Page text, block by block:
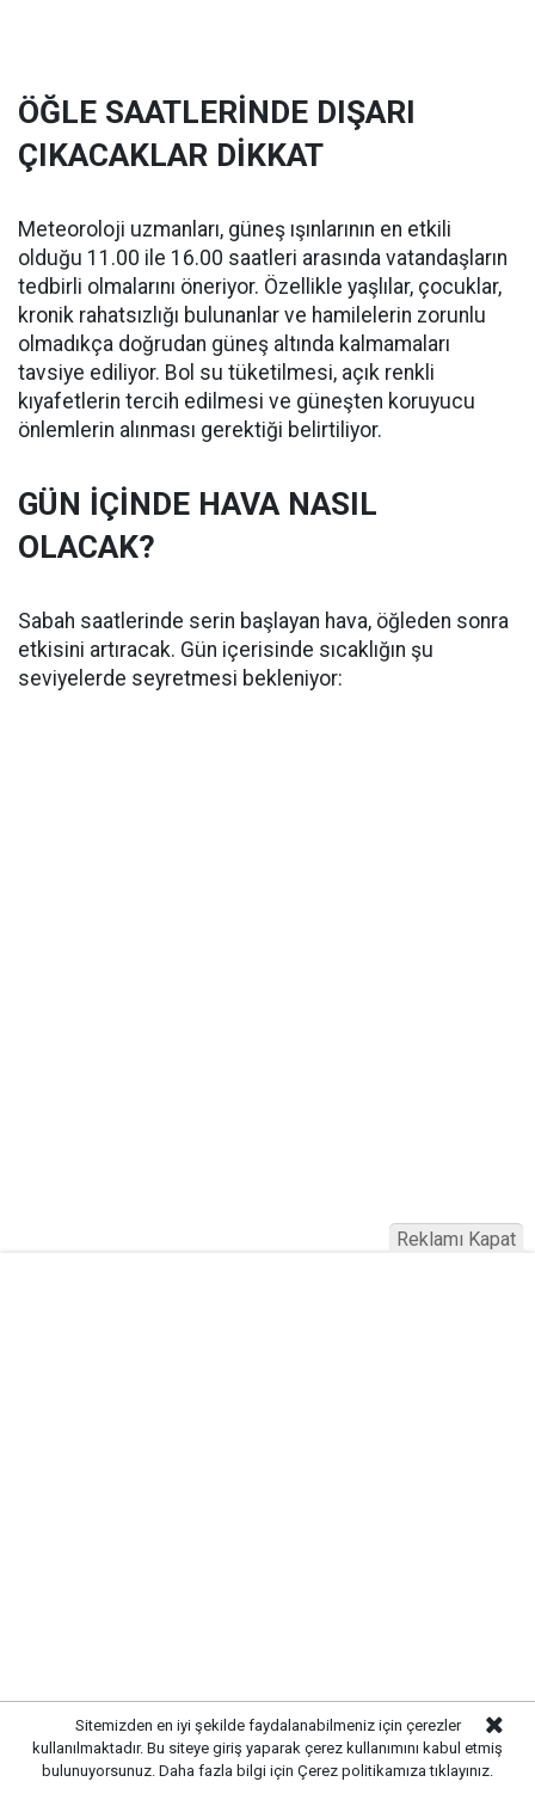
ÖĞLE SAATLERİNDE DIŞARI
ÇIKACAKLAR DİKKAT
Meteoroloji uzmanları, güneş ışınlarının en etkili
olduğu 11.00 ile 16.00 saatleri arasında vatandaşların
tedbirli olmalarını öneriyor. Özellikle yaşlılar, çocuklar,
kronik rahatsızlığı bulunanlar ve hamilelerin zorunlu
olmadıkça doğrudan güneş altında kalmamaları
tavsiye ediliyor. Bol su tüketilmesi, açık renkli
kıyafetlerin tercih edilmesi ve güneşten koruyucu
önlemlerin alınması gerektiği belirtiliyor.
GÜN İÇİNDE HAVA NASIL
OLACAK?
Sabah saatlerinde serin başlayan hava, öğleden sonra
etkisini artıracak. Gün içerisinde sıcaklığın şu
seviyelerde seyretmesi bekleniyor:
Rüzgarın kuzey ve kuzeydoğu yönlerinden hafif,
zaman zaman orta kuvvette esmesi bekleniyor. Yağış
ihtimali ise oldukça düşük seviyede bulunuyor.
Sitemizden en iyi şekilde faydalanabilmeniz için çerezler
kullanılmaktadır. Bu siteye giriş yaparak çerez kullanımını kabul etmiş
bulunuyorsunuz. Daha fazla bilgi için Çerez politikamıza tıklayınız.
Reklamı Kapat